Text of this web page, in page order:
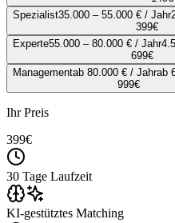
Spezialist35.000 – 55.000 € / Jahr
399€
Experte55.000 – 80.000 € / Jahr
699€
Managementab 80.000 € / Jahrab
999€
Ihr Preis
399€
30 Tage Laufzeit
KI-gestütztes Matching